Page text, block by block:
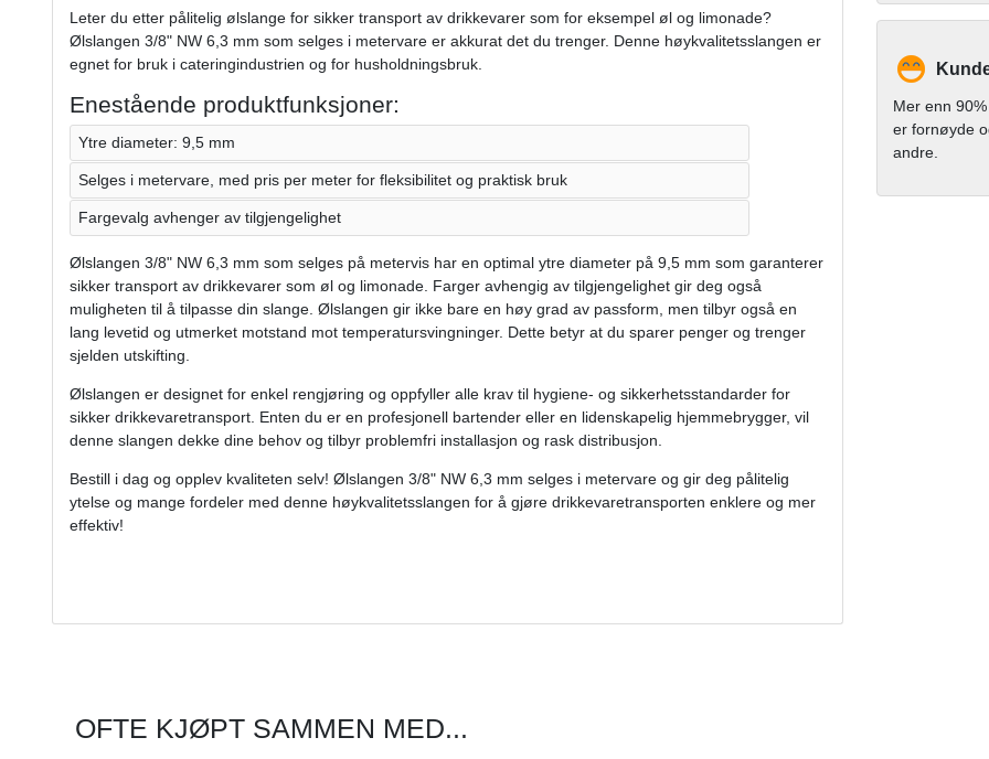
Leter du etter pålitelig ølslange for sikker transport av drikkevarer som for eksempel øl og limonade?
Ølslangen 3/8" NW 6,3 mm som selges i metervare er akkurat det du trenger. Denne høykvalitetsslangen er
egnet for bruk i cateringindustrien og for husholdningsbruk.
Enestående produktfunksjoner:
Ytre diameter: 9,5 mm
Selges i metervare, med pris per meter for fleksibilitet og praktisk bruk
Fargevalg avhenger av tilgjengelighet
Ølslangen 3/8" NW 6,3 mm som selges på metervis har en optimal ytre diameter på 9,5 mm som garanterer
sikker transport av drikkevarer som øl og limonade. Farger avhengig av tilgjengelighet gir deg også
muligheten til å tilpasse din slange. Ølslangen gir ikke bare en høy grad av passform, men tilbyr også en
lang levetid og utmerket motstand mot temperatursvingninger. Dette betyr at du sparer penger og trenger
sjelden utskifting.
Ølslangen er designet for enkel rengjøring og oppfyller alle krav til hygiene- og sikkerhetsstandarder for
sikker drikkevaretransport. Enten du er en profesjonell bartender eller en lidenskapelig hjemmebrygger, vil
denne slangen dekke dine behov og tilbyr problemfri installasjon og rask distribusjon.
Bestill i dag og opplev kvaliteten selv! Ølslangen 3/8" NW 6,3 mm selges i metervare og gir deg pålitelig
ytelse og mange fordeler med denne høykvalitetsslangen for å gjøre drikkevaretransporten enklere og mer
effektiv!
Mer enn
er fornøyde
andre.
OFTE KJØPT SAMMEN MED...